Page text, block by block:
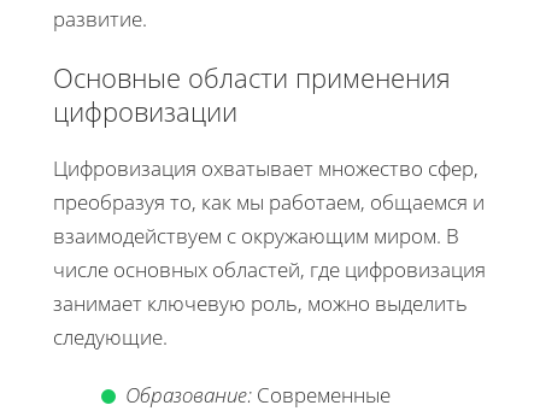
развитие.
Основные области применения
цифровизации
Цифровизация охватывает множество сфер,
преобразуя то, как мы работаем, общаемся и
взаимодействуем с окружающим миром. В
числе основных областей, где цифровизация
занимает ключевую роль, можно выделить
следующие.
Образование: Современные